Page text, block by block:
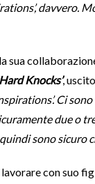
davvero.
sua
Knocks’,
Ci
due o
sono sicuro
con suo